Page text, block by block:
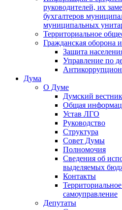
руководителей, их
бухгалтеров
муниципальных
Территориальное
Гражданская оборона
Защита
Управление по
Дума
О Думе
Думский вестник
Общая
Устав ЛГО
Руководство
Структура
Совет Думы
Полномочия
Сведения об
выделяемых
Контакты
самоуправление
Депутаты